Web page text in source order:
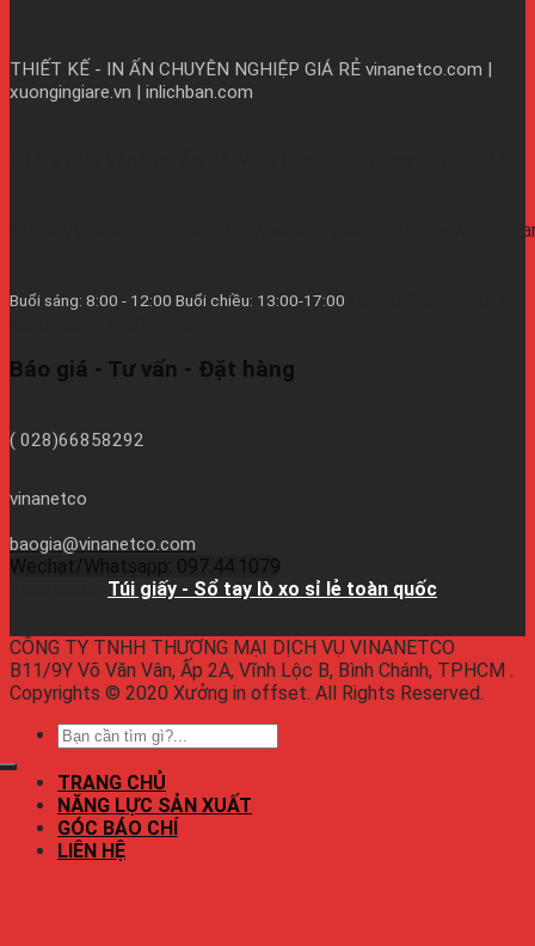
THIẾT KẾ - IN ẤN CHUYÊN NGHIỆP GIÁ RẺ vinanetco.com |
xuongingiare.vn | inlichban.com
https://vinanetco.com/https://xuongingiare.vn/https://
Buổi sáng: 8:00 - 12:00 Buổi chiều: 13:00-17:00
Báo giá - Tư vấn - Đặt hàng
( 028)66858292
vinanetco
baogia@vinanetco.com
Wechat/Whatsapp: 097.44.1079
Túi giấy - Sổ tay lò xo sỉ lẻ toàn quốc
CÔNG TY TNHH THƯƠNG MẠI DỊCH VỤ VINANETCO
B11/9Y Võ Văn Vân, Ấp 2A, Vĩnh Lộc B, Bình Chánh, TPHCM .
Copyrights © 2020 Xưởng in offset. All Rights Reserved.
TRANG CHỦ
NĂNG LỰC SẢN XUẤT
GÓC BÁO CHÍ
LIÊN HỆ